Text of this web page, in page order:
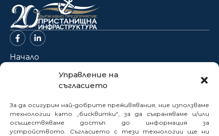
Управление на
съгласието
За да осигурим най-добрите преживявания, ние използваме
технологии като „бисквитки“, за да съхраняваме и/или
осъществяваме достъп до информация за
устройството. Съгласието с тези технологии ще ни
Начало
Новини
Нормативна база
Електронни услуги